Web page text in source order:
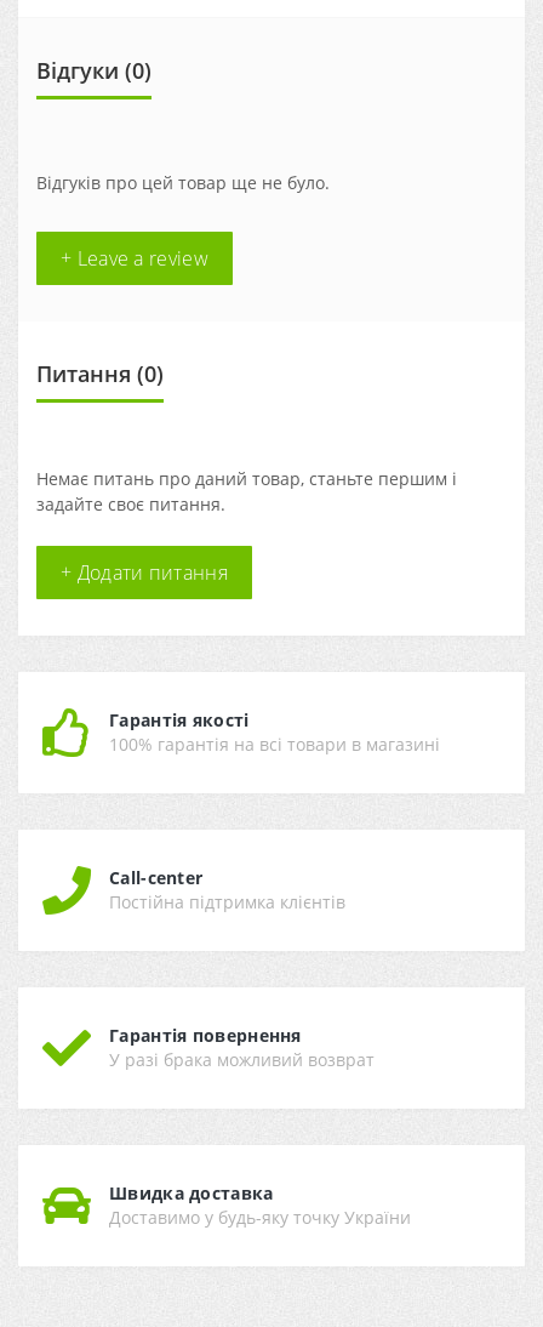
Відгуки (0)
Відгуків про цей товар ще не було.
+ Leave a review
Питання (0)
Немає питань про даний товар, станьте першим і
задайте своє питання.
+ Додати питання
Гарантія якості
100% гарантія на всі товари в магазині
Call-center
Постійна підтримка клієнтів
Гарантія повернення
У разі брака можливий возврат
Швидка доставка
Доставимо у будь-яку точку України